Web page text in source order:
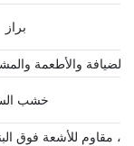
براز
والأطعمة
خشب
مقاوم للأشعة فوق